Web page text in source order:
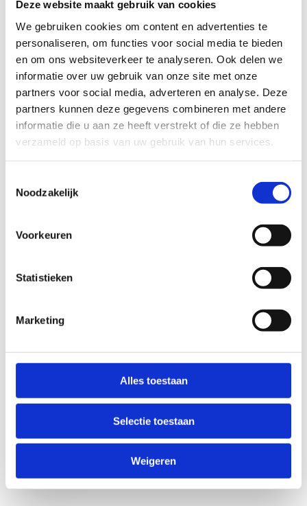
Deze website maakt gebruik van cookies
We gebruiken cookies om content en advertenties te
personaliseren, om functies voor social media te bieden
en om ons websiteverkeer te analyseren. Ook delen we
informatie over uw gebruik van onze site met onze
partners voor social media, adverteren en analyse. Deze
partners kunnen deze gegevens combineren met andere
informatie die u aan ze heeft verstrekt of die ze hebben
verzameld op basis van uw gebruik van hun services.
Noodzakelijk
Voorkeuren
Statistieken
Marketing
Alles toestaan
Selectie toestaan
Weigeren
Geef aan tot welk domein jouw vraag behoort
KIES EEN DOMEIN
Jouw vraag
Anti-Robot Verification
Click to start verification
Verzend